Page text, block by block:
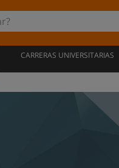
CARRERAS UNIVERSITARIAS